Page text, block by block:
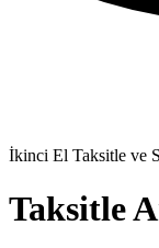
İkinci El Taksitle ve
Taksitle